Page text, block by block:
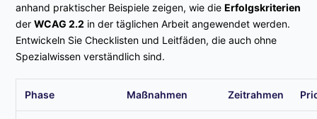
anhand praktischer Beispiele zeigen, wie dieErfolgskriterien
derWCAG 2.2 in der täglichen Arbeit angewendet werden.
Entwickeln Sie Checklisten und Leitfäden, die auch ohne
Spezialwissen verständlich sind.
Phase Maßnahmen Zeitrahmen